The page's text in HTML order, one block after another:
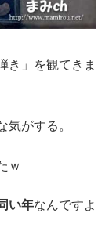
き」を観てきま
気がする。
ｗ
い年なんですよ